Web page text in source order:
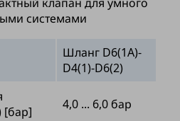
системами
Шланг D6(1A)-
D4(1)-D6(2)
[бар]
4,0 ... 6,0 бар